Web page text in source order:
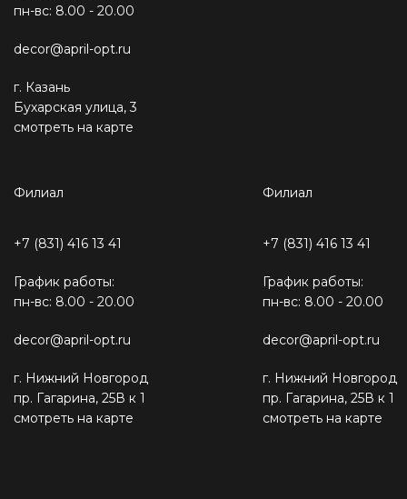
пн-вс: 8.00 - 20.00
decor@april-opt.ru
г. Казань
Бухарская улица, 3
смотреть на карте
Филиал
+7 (831) 416 13 41
График работы:
пн-вс: 8.00 - 20.00
decor@april-opt.ru
г. Нижний Новгород
пр. Гагарина, 25В к 1
смотреть на карте
Филиал
+7 (831) 416 13 41
График работы:
пн-вс: 8.00 - 20.00
decor@april-opt.ru
г. Нижний Новгород
пр. Гагарина, 25В к 1
смотреть на карте